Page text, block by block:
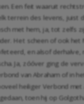
Een feit waaruit
terrein des levens,
met hem, ja, tot zelfs
Het scheen of ook het
en alsof derhalve,
Ja, zóóver ging de
van Abraham of in
heiliger Verbond met
toen hij op